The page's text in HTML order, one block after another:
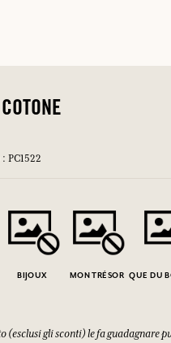
PC1522
BIJOUX MON TRÉSOR QUE DU
(esclusi gli sconti) le fa guadagnare